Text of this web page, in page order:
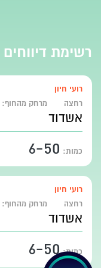
רשימת דיווחים
רועי חיון
רחצה מרחק מהחוף:
אשדוד
כמות: 6-50
רועי חיון
רחצה מרחק מהחוף:
אשדוד
כמות:6-50